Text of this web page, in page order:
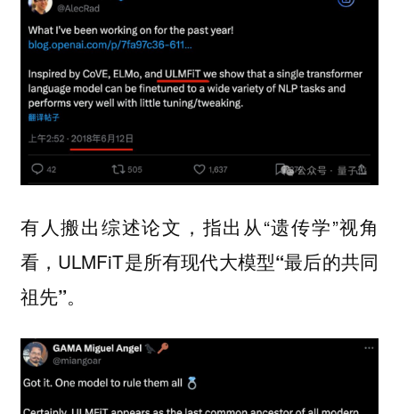
有人搬出综述论文，指出从“遗传学”视角
看，ULMFiT是所有现代大模型“最后的共同
祖先”。